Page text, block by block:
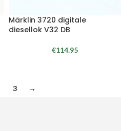
Märklin 3720 digitale
diesellok V32 DB
€114.95
3 →